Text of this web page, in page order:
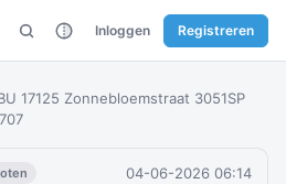
Inloggen Registreren
17125 Zonnebloemstraat 3051SP
04-06-2026 06:14